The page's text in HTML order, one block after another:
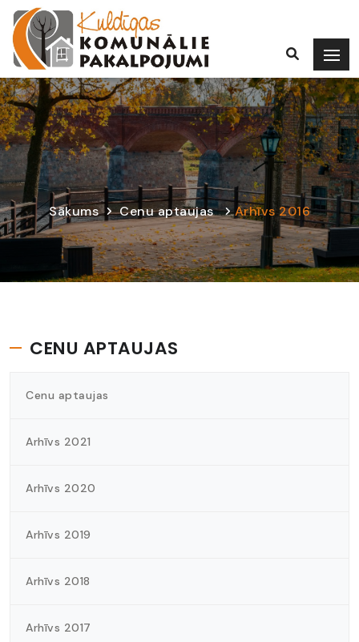
Sākums Cenu aptaujas Arhīvs 2016
CENU APTAUJAS
Cenu aptaujas
Arhīvs 2021
Arhīvs 2020
Arhīvs 2019
Arhīvs 2018
Arhīvs 2017